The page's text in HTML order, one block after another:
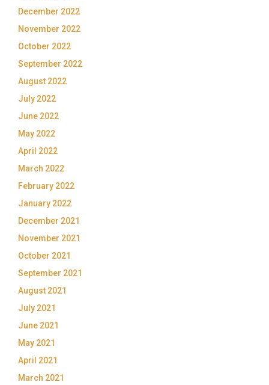
December 2022
November 2022
October 2022
September 2022
August 2022
July 2022
June 2022
May 2022
April 2022
March 2022
February 2022
January 2022
December 2021
November 2021
October 2021
September 2021
August 2021
July 2021
June 2021
May 2021
April 2021
March 2021